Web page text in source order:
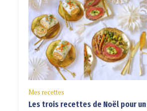
Mes recettes
Les trois recettes de Noël pour